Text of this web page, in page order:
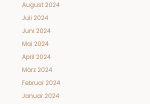
August 2024
Juli 2024
Juni 2024
Mai 2024
April 2024
März 2024
Februar 2024
Januar 2024